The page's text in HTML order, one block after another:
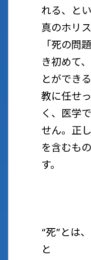
れる、と
真のホリ
「死の問
き初めて
とができ
教に任せ
く、医学
せん。正
を含むも
す。
“死”とは
と